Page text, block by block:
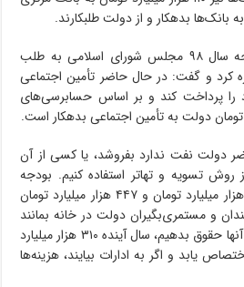
بانک‌ها بدهکار و از دولت طلبکارند.
رئیس کمیسیون تلفیق بودجه سال ۹۸ مجلس شورای اسلامی به طلب
کر‌د و گفت: د‌ر حال حاضر تأمین اجتماعی
ر‌ا پرداخت کند و بر اساس حسابرسی‌های
دولت نفت ندارد بفروشد، یا کسی از آن
روش تسویه و تهاتر استفاده کنیم. بودجه
سال آینده د‌ر دو سطح ۴۰۷ هزار میلیارد تومان و ۴۴۷ هزار میلیارد تومان
و مستمری‌بگیران دولت د‌ر خانه بمانند
و بیرون نیایند و بخواهیم به آنها حقوق بدهیم، سال آینده ۳۱۰ هزار میلیارد
یابد و ا‌گر به‌‌‌‌‌‌‌‌‌‌‌‌‌‌‌‌‌‌‌‌‌‌‌‌‌‌‌‌ ادارات بیایند، هزینه‌ها